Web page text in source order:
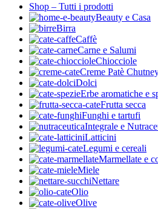
Shop – Tutti i prodotti
Beauty e Casa
Birra
Caffè
Carne e Salumi
Chiocciole
Creme Patè
Dolci
Erbe aromatiche e
Frutta secca
Funghi e tartufi
Integrale e
Latticini
Legumi e cereali
Marmellate e
Miele
Nettare
Olio
Olive